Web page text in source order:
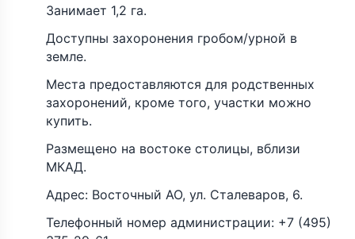
Занимает 1,2 га.
Доступны захоронения гробом/урной в
земле.
Места предоставляются для родственных
захоронений, кроме того, участки можно
купить.
Размещено на востоке столицы, вблизи
МКАД.
Адрес: Восточный АО, ул. Сталеваров, 6.
Телефонный номер администрации: +7 (495)